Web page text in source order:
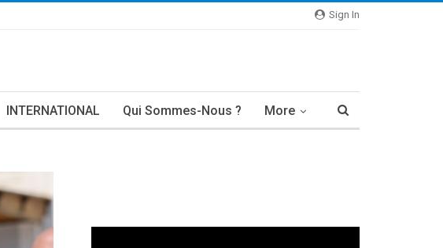
Sign In
INTERNATIONAL Qui Sommes-Nous ? More